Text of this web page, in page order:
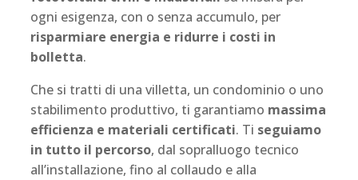
ogni esigenza, con o senza accumulo, per
risparmiare energia e ridurre i costi in
bolletta.
Che si tratti di una villetta, un condominio o uno
stabilimento produttivo, ti garantiamo massima
efficienza e materiali certificati. Ti seguiamo
in tutto il percorso, dal sopralluogo tecnico
all’installazione, fino al collaudo e alla